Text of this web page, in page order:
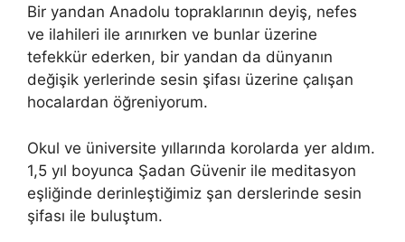
Bir yandan Anadolu topraklarının deyiş, nefes
ve ilahileri ile arınırken ve bunlar üzerine
tefekkür ederken, bir yandan da dünyanın
değişik yerlerinde sesin şifası üzerine çalışan
hocalardan öğreniyorum.
Okul ve üniversite yıllarında korolarda yer aldım.
1,5 yıl boyunca Şadan Güvenir ile meditasyon
eşliğinde derinleştiğimiz şan derslerinde sesin
şifası ile buluştum.